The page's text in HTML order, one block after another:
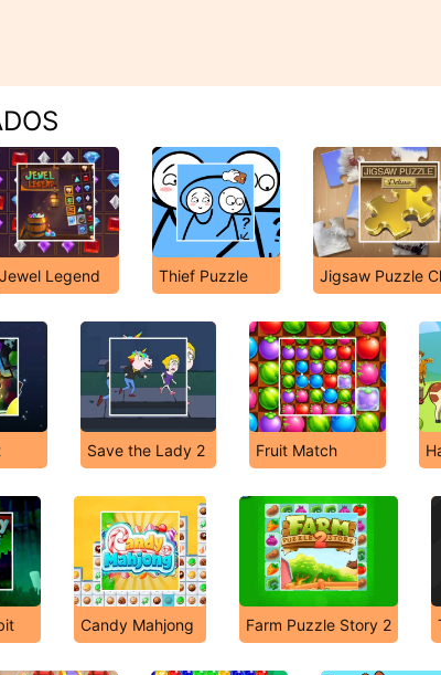
Jewel Legend Thief Puzzle Jigsaw Puzzle
Save the Lady 2 Fruit Match
Candy Mahjong Farm Puzzle Story 2